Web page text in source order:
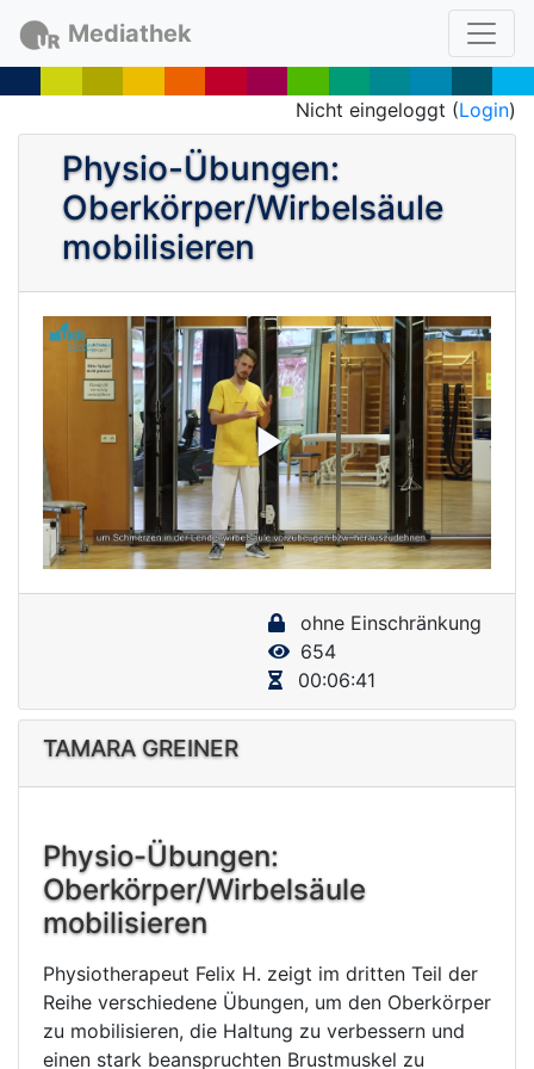
Mediathek
Nicht eingeloggt (Login)
Physio-Übungen:
Oberkörper/Wirbelsäule
mobilisieren
P
l
a
V
i
d
o
ohne Einschränkung
654
00:06:41
TAMARA GREINER
Physio-Übungen:
Oberkörper/Wirbelsäule
mobilisieren
Physiotherapeut Felix H. zeigt im dritten Teil der
Reihe verschiedene Übungen, um den Oberkörper
zu mobilisieren, die Haltung zu verbessern und
einen stark beanspruchten Brustmuskel zu